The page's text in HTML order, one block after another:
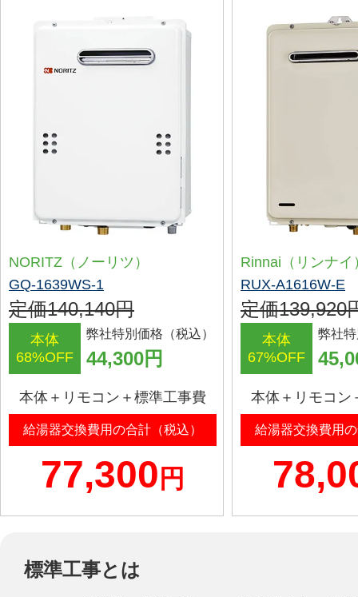
NORITZ（ノーリツ）
GQ-1639WS-1
定価140,140円
本体
68%OFF
弊社特別価格（税込）
44,300円
本体＋リモコン＋標準工事費
給湯器交換費用の合計（税込）
77,300 円
Rinnai（リンナイ
RUX-A1616W-E
定価139,920
本体
67%OFF
弊社
本体＋リモコン
給湯器交換費用
標準工事とは